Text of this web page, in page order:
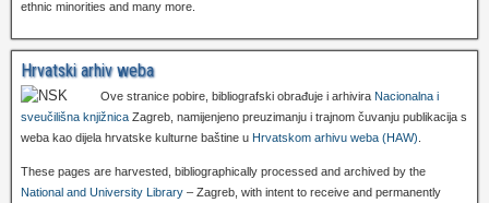
ethnic minorities and many more.
Hrvatski arhiv weba
Ove stranice pobire, bibliografski obrađuje i arhivira Nacionalna i
sveučilišna knjižnica Zagreb, namijenjeno preuzimanju i trajnom čuvanju publikacija s
weba kao dijela hrvatske kulturne baštine u Hrvatskom arhivu weba (HAW).
These pages are harvested, bibliographically processed and archived by the
National and University Library – Zagreb, with intent to receive and permanently